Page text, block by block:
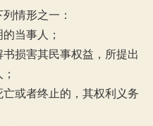
情形之一：
当事人；
书损害其民事权益，所提出
亡或者终止的，其权利义务